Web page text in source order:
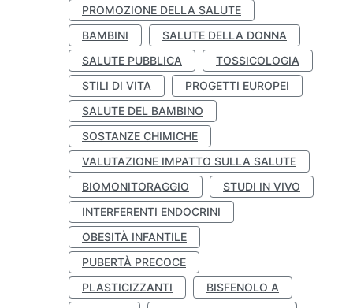
PROMOZIONE DELLA SALUTE
BAMBINI
SALUTE DELLA DONNA
SALUTE PUBBLICA
TOSSICOLOGIA
STILI DI VITA
PROGETTI EUROPEI
SALUTE DEL BAMBINO
SOSTANZE CHIMICHE
VALUTAZIONE IMPATTO SULLA SALUTE
BIOMONITORAGGIO
STUDI IN VIVO
INTERFERENTI ENDOCRINI
OBESITÀ INFANTILE
PUBERTÀ PRECOCE
PLASTICIZZANTI
BISFENOLO A